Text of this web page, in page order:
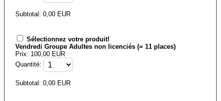
Subtotal: 0,00 EUR
Sélectionnez votre produit!
Vendredi Groupe Adultes non licenciés (= 11 places)
Prix: 100,00 EUR
Quantité:
Subtotal: 0,00 EUR